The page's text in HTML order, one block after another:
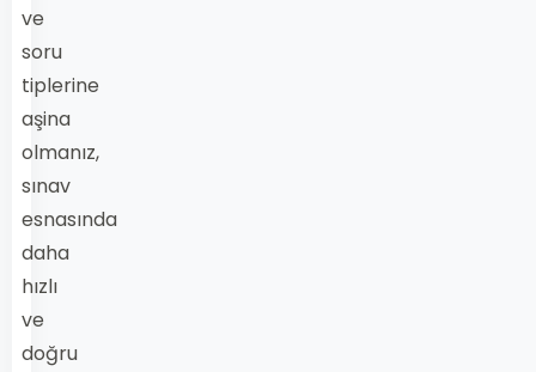
ve
soru
tiplerine
aşina
olmanız,
sınav
esnasında
daha
hızlı
ve
doğru